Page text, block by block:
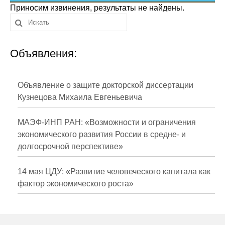
Сотрудники
Отчетность
Противодействие коррупции
Публикации
Научная жизнь
Издания
Проблемы прогнозирования
О журнале
Приносим извинения, результаты не найдены.
Объявления:
Объявление о защите докторской диссертации
Кузнецова Михаила Евгеньевича
МАЭФ-ИНП РАН: «Возможности и ограничения
экономического развития России в средне- и
долгосрочной перспективе»
14 мая ЦДУ: «Развитие человеческого капитала как
фактор экономического роста»